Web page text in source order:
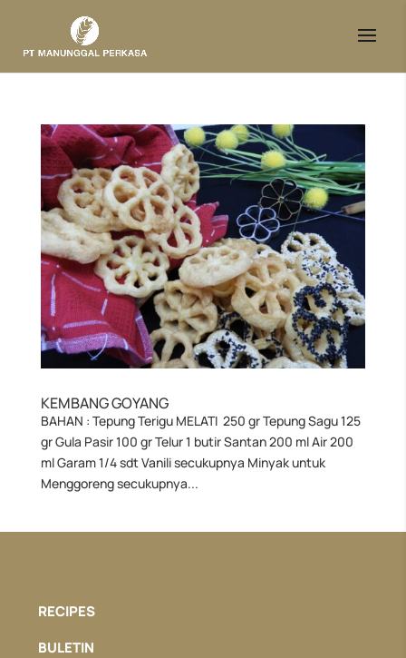
KEMBANG GOYANG
BAHAN : Tepung Terigu MELATI 250 gr Tepung Sagu 125
gr Gula Pasir 100 gr Telur 1 butir Santan 200 ml Air 200
ml Garam 1/4 sdt Vanili secukupnya Minyak untuk
Menggoreng secukupnya...
RECIPES
BULETIN